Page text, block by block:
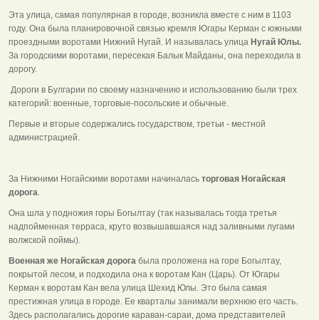
Эта улица, самая популярная в городе, возникла вместе с ним в 1103
году. Она была планировочной связью кремля Югары Керман с южными
проездными воротами Нижний Нугай. И называлась улица Нугай Юлы.
За городскими воротами, пересекая Балык Майданы, она переходила в
дорогу.
Дороги в Булгарии по своему назначению и использованию были трех
категорий: военные, торговые-посольские и обычные.
Первые и вторые содержались государством, третьи - местной
администрацией.
За Нижними Ногайскими воротами начиналась торговая Ногайская
дорога.
Она шла у подножия горы Богылтау (так называлась тогда третья
надпойменная терраса, круто возвышавшаяся над заливными лугами
волжской поймы).
Военная же Ногайская дорога была проложена на горе Богылтау,
покрытой лесом, и подходила она к воротам Кан (Царь). От Югары
Керман к воротам Кан вела улица Шехид Юлы. Это была самая
престижная улица в городе. Ее кварталы занимали верхнюю его часть.
Здесь располагались дорогие караван-сараи, дома представителей